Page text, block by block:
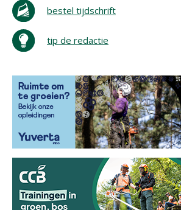
bestel tijdschrift
tip de redactie